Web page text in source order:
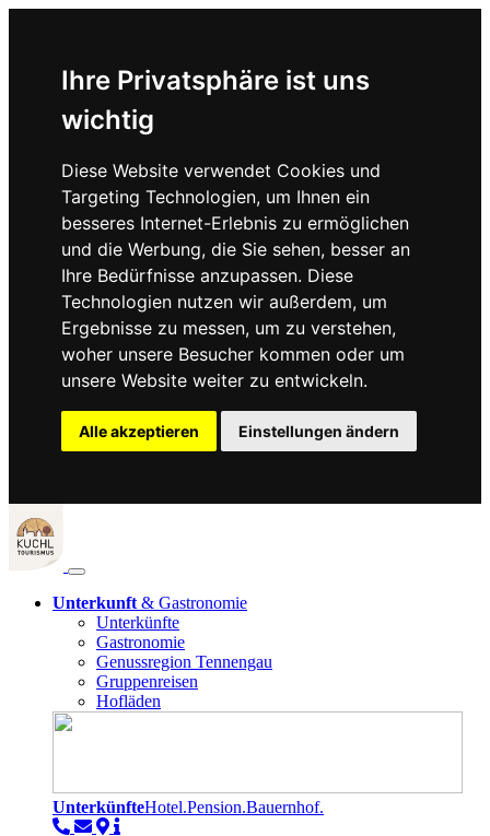
Ihre Privatsphäre ist uns
wichtig
Diese Website verwendet Cookies und
Targeting Technologien, um Ihnen ein
besseres Internet-Erlebnis zu ermöglichen
und die Werbung, die Sie sehen, besser an
Ihre Bedürfnisse anzupassen. Diese
Technologien nutzen wir außerdem, um
Ergebnisse zu messen, um zu verstehen,
woher unsere Besucher kommen oder um
unsere Website weiter zu entwickeln.
Alle akzeptieren Einstellungen ändern
Unterkunft& Gastronomie
Unterkünfte
Gastronomie
Genussregion Tennengau
Gruppenreisen
Hofläden
UnterkünfteHotel.Pension.Bauernhof.